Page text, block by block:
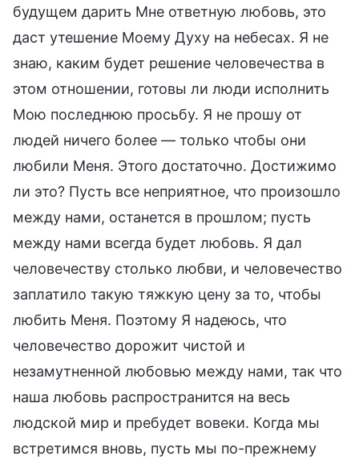
будущем дарить Мне ответную любовь, это
даст утешение Моему Духу на небесах. Я не
знаю, каким будет решение человечества в
этом отношении, готовы ли люди исполнить
Мою последнюю просьбу. Я не прошу от
людей ничего более — только чтобы они
любили Меня. Этого достаточно. Достижимо
ли это? Пусть все неприятное, что произошло
между нами, останется в прошлом; пусть
между нами всегда будет любовь. Я дал
человечеству столько любви, и человечество
заплатило такую тяжкую цену за то, чтобы
любить Меня. Поэтому Я надеюсь, что
человечество дорожит чистой и
незамутненной любовью между нами, так что
наша любовь распространится на весь
людской мир и пребудет вовеки. Когда мы
встретимся вновь, пусть мы по-прежнему